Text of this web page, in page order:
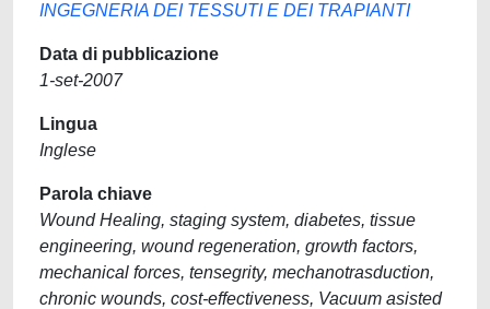
INGEGNERIA DEI TESSUTI E DEI TRAPIANTI
Data di pubblicazione
1-set-2007
Lingua
Inglese
Parola chiave
Wound Healing, staging system, diabetes, tissue
engineering, wound regeneration, growth factors,
mechanical forces, tensegrity, mechanotrasduction,
chronic wounds, cost-effectiveness, Vacuum asisted